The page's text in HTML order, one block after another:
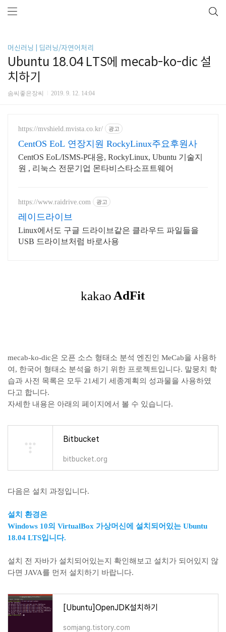
머신러닝 | 딥러닝/자연어처리
Ubuntu 18.04 LTS에 mecab-ko-dic 설
치하기
솜씨좋은장씨 2019. 9. 12. 14:04
https://mvshield.mvista.co.kr/ 광고
CentOS EoL 연장지원 RockyLinux주요후원사
CentOS EoL/ISMS-P대응, RockyLinux, Ubuntu 기술지
원 , 리눅스 전문기업 몬타비스타소프트웨어
https://www.raidrive.com 광고
레이드라이브
Linux에서도 구글 드라이브같은 클라우드 파일들을
USB 드라이브처럼 바로사용
mecab-ko-dic은 오픈 소스 형태소 분석 엔진인 MeCab을 사용하
여, 한국어 형태소 분석을 하기 위한 프로젝트입니다. 말뭉치 학
습과 사전 목록은 모두 21세기 세종계획의 성과물을 사용하였
다고 합니다.
자세한 내용은 아래의 페이지에서 볼 수 있습니다.
Bitbucket
bitbucket.org
다음은 설치 과정입니다.
설치 환경은
Windows 10의 VirtualBox 가상머신에 설치되어있는 Ubuntu
18.04 LTS입니다.
설치 전 자바가 설치되어있는지 확인해보고 설치가 되어있지 않
다면 JAVA를 먼저 설치하기 바랍니다.
[Ubuntu]OpenJDK설치하기
somjang.tistory.com